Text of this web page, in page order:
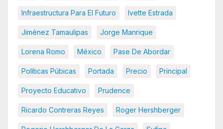
Infraestructura Para El Futuro Ivette Estrada
Jiménez Tamaulipas Jorge Manrique
Lorena Romo México Pase De Abordar
Políticas Púbicas Portada Precio Principal
Proyecto Educativo Prudence
Ricardo Contreras Reyes Roger Hershberger